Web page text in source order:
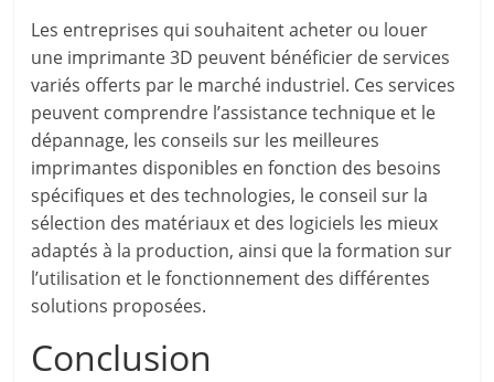
Les entreprises qui souhaitent acheter ou louer
une imprimante 3D peuvent bénéficier de services
variés offerts par le marché industriel. Ces services
peuvent comprendre l’assistance technique et le
dépannage, les conseils sur les meilleures
imprimantes disponibles en fonction des besoins
spécifiques et des technologies, le conseil sur la
sélection des matériaux et des logiciels les mieux
adaptés à la production, ainsi que la formation sur
l’utilisation et le fonctionnement des différentes
solutions proposées.
Conclusion